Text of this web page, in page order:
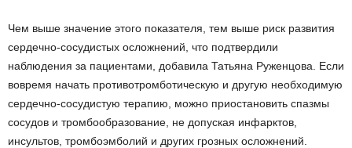
Чем выше значение этого показателя, тем выше риск развития
сердечно-сосудистых осложнений, что подтвердили
наблюдения за пациентами, добавила Татьяна Руженцова. Если
вовремя начать противотромботическую и другую необходимую
сердечно-сосудистую терапию, можно приостановить спазмы
сосудов и тромбообразование, не допуская инфарктов,
инсультов, тромбоэмболий и других грозных осложнений.